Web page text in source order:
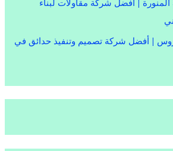
المنورة | أفضل شركة مقاولات لبناء
| أفضل شركة تصميم وتنفيذ حدائق في